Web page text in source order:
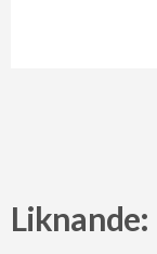
Liknande: